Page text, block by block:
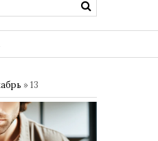
»13